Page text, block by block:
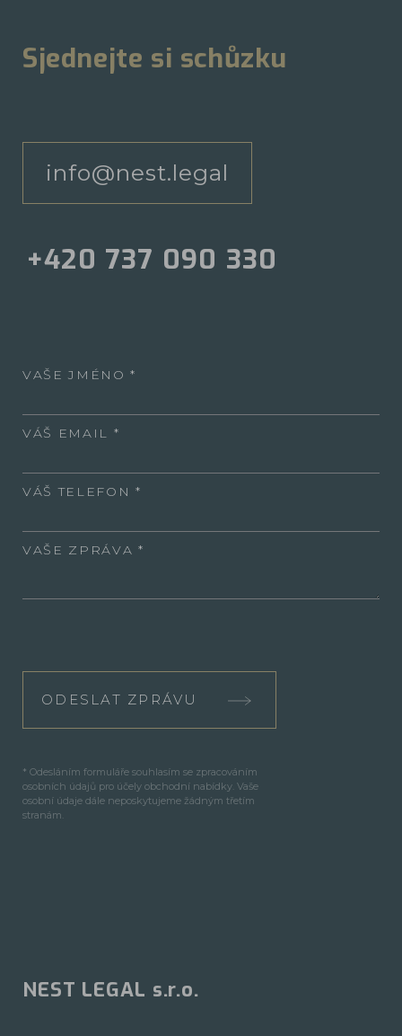
Sjednejte si schůzku
info@nest.legal
+420 737 090 330
VAŠE JMÉNO
VÁŠ EMAIL
VÁŠ TELEFON
VAŠE ZPRÁVA
ODESLAT ZPRÁVU
* Odesláním formuláře souhlasím se zpracováním
osobních údajů pro účely obchodní nabídky. Vaše
osobní údaje dále neposkytujeme žádným třetím
stranám.
NEST LEGAL s.r.o.